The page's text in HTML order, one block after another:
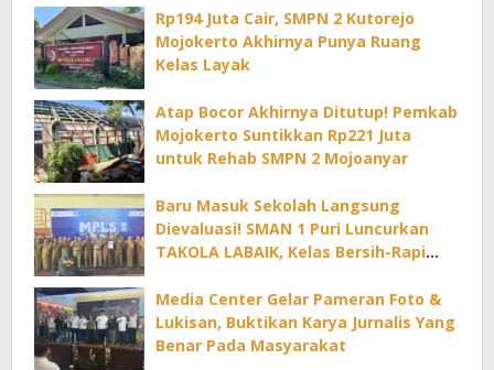
Rp194 Juta Cair, SMPN 2 Kutorejo
Mojokerto Akhirnya Punya Ruang
Kelas Layak
Atap Bocor Akhirnya Ditutup! Pemkab
Mojokerto Suntikkan Rp221 Juta
untuk Rehab SMPN 2 Mojoanyar
Baru Masuk Sekolah Langsung
Dievaluasi! SMAN 1 Puri Luncurkan
TAKOLA LABAIK, Kelas Bersih-Rapi
Media Center Gelar Pameran Foto &
Lukisan, Buktikan Karya Jurnalis Yang
Benar Pada Masyarakat